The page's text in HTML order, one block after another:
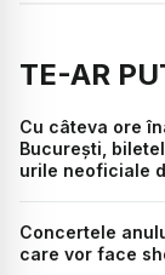
TE-AR
Cu câteva ore
București,
urile neoficiale
Concertele
care vor face